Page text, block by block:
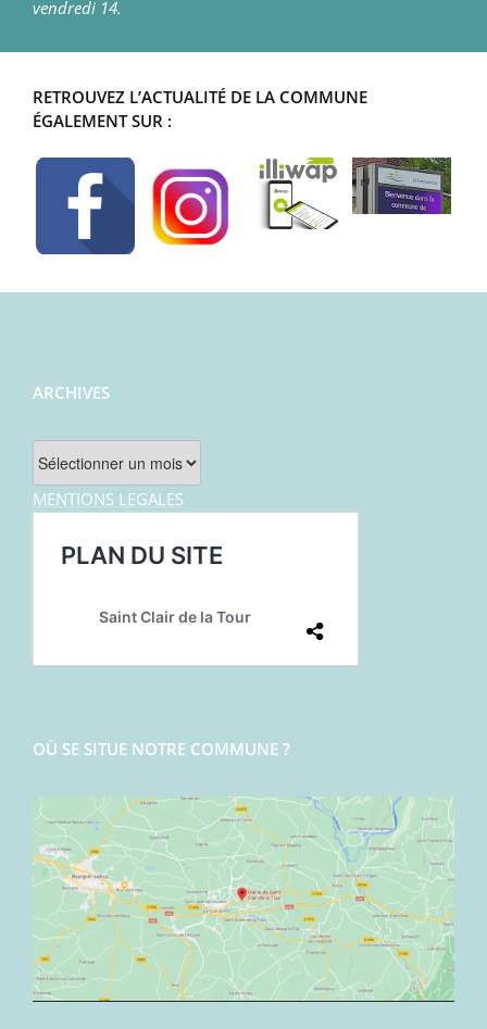
vendredi 14.
RETROUVEZ L’ACTUALITÉ DE LA COMMUNE
ÉGALEMENT SUR :
ARCHIVES
Archives
MENTIONS LEGALES
OÙ SE SITUE NOTRE COMMUNE ?